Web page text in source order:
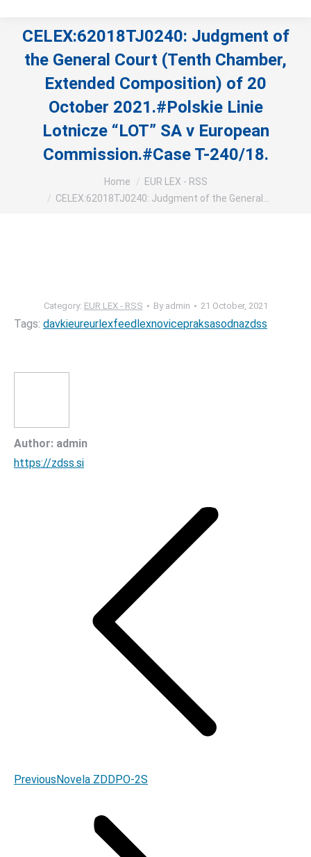
CELEX:62018TJ0240: Judgment of
the General Court (Tenth Chamber,
Extended Composition) of 20
October 2021.#Polskie Linie
Lotnicze “LOT” SA v European
Commission.#Case T-240/18.
Home
EUR LEX - RSS
CELEX:62018TJ0240: Judgment of the General…
Category: EUR LEX - RSS By admin 21 October, 2021
Tags: davkieureurlexfeedlexnovicepraksasodnazdss
Author: admin
https://zdss.si
PreviousPrevious
Novela ZDDPO-2S